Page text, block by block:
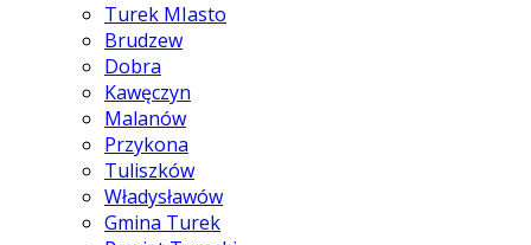
Turek MIasto
Brudzew
Dobra
Kawęczyn
Malanów
Przykona
Tuliszków
Władysławów
Gmina Turek